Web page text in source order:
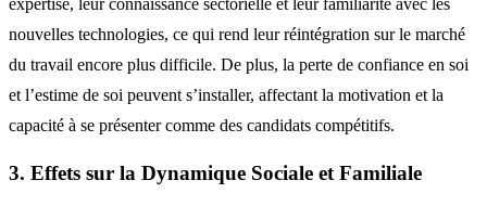
expertise, leur connaissance sectorielle et leur familiarité avec les
nouvelles technologies, ce qui rend leur réintégration sur le marché
du travail encore plus difficile. De plus, la perte de confiance en soi
et l’estime de soi peuvent s’installer, affectant la motivation et la
capacité à se présenter comme des candidats compétitifs.
3. Effets sur la Dynamique Sociale et Familiale